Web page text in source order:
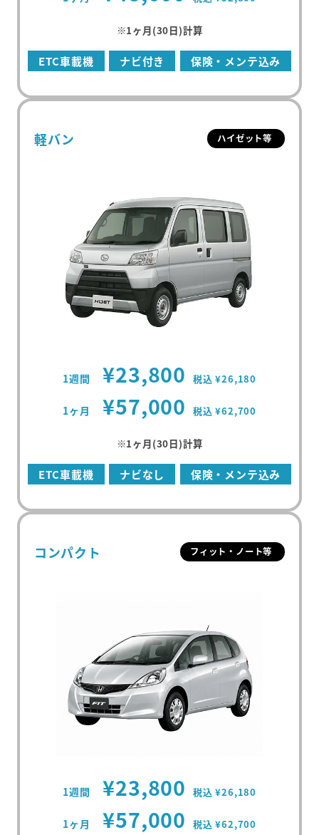
※1ヶ月(30日)計算
ETC車載機 ナビ付き 保険・メンテ込み
軽バン ハイゼット等
1週間 ¥23,800 税込 ¥26,180
1ヶ月 ¥57,000 税込 ¥62,700
※1ヶ月(30日)計算
ETC車載機 ナビなし 保険・メンテ込み
コンパクト フィット・ノート等
1週間 ¥23,800 税込 ¥26,180
1ヶ月 ¥57,000 税込 ¥62,700